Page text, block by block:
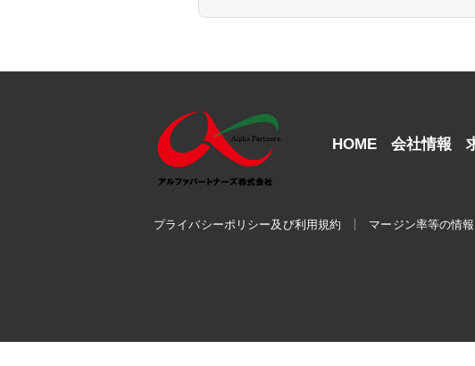
HOME 会社情報
プライバシーポリシー及び利用規約 マージン率等の情